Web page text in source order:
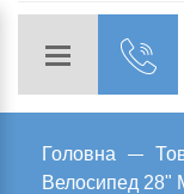
Головна
Велосипед 28"